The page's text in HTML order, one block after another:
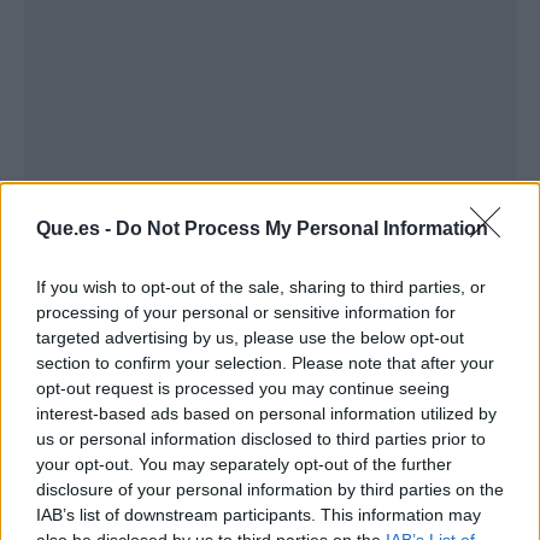
Que.es - Do Not Process My Personal Information
If you wish to opt-out of the sale, sharing to third parties, or
processing of your personal or sensitive information for
targeted advertising by us, please use the below opt-out
section to confirm your selection. Please note that after your
opt-out request is processed you may continue seeing
interest-based ads based on personal information utilized by
us or personal information disclosed to third parties prior to
your opt-out. You may separately opt-out of the further
disclosure of your personal information by third parties on the
IAB’s list of downstream participants. This information may
El ibicenco Dani, el tercer pretendiente de la
noche, se decidió por Tania para tener una cita
a solas y tras un primer encuentro quedaron en
volver a verse en la isla.
¡TANIA ES LA CHICA
ELEGIDA POR IVÁN PARA
TENER UNA CITA A SOLAS! ?